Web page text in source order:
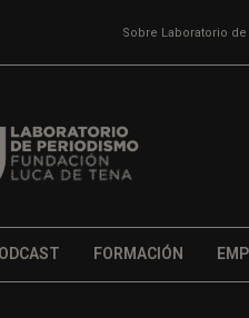
Sobre Laboratorio
FORMACIÓN